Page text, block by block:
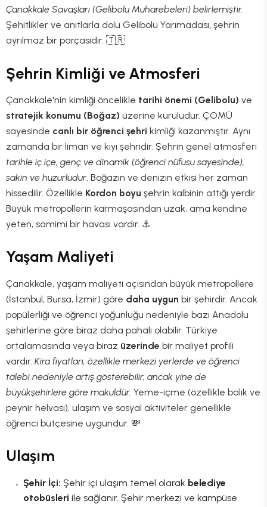
Çanakkale Savaşları (Gelibolu Muharebeleri) belirlemiştir.
Şehitlikler ve anıtlarla dolu Gelibolu Yarımadası, şehrin
ayrılmaz bir parçasıdır. 🇹🇷
Şehrin Kimliği ve Atmosferi
Çanakkale'nin kimliği öncelikle tarihi önemi (Gelibolu) ve
stratejik konumu (Boğaz) üzerine kuruludur. ÇOMÜ
sayesinde canlı bir öğrenci şehri kimliği kazanmıştır. Aynı
zamanda bir liman ve kıyı şehridir. Şehrin genel atmosferi
tarihle iç içe, genç ve dinamik (öğrenci nüfusu sayesinde),
sakin ve huzurludur. Boğazın ve denizin etkisi her zaman
hissedilir. Özellikle Kordon boyu şehrin kalbinin attığı yerdir.
Büyük metropollerin karmaşasından uzak, ama kendine
yeten, samimi bir havası vardır. ⚓
Yaşam Maliyeti
Çanakkale, yaşam maliyeti açısından büyük metropollere
(İstanbul, Bursa, İzmir) göre daha uygun bir şehirdir. Ancak
popülerliği ve öğrenci yoğunluğu nedeniyle bazı Anadolu
şehirlerine göre biraz daha pahalı olabilir. Türkiye
ortalamasında veya biraz üzerinde bir maliyet profili
vardır. Kira fiyatları, özellikle merkezi yerlerde ve öğrenci
talebi nedeniyle artış gösterebilir, ancak yine de
büyükşehirlere göre makuldür. Yeme-içme (özellikle balık ve
peynir helvası), ulaşım ve sosyal aktiviteler genellikle
öğrenci bütçesine uygundur. 💸
Ulaşım
Şehir İçi: Şehir içi ulaşım temel olarak belediye
otobüsleri ile sağlanır. Şehir merkezi ve kampüse